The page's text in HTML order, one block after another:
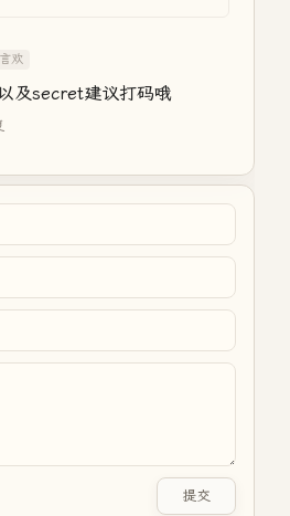
欢
及secret建议打码哦
提交